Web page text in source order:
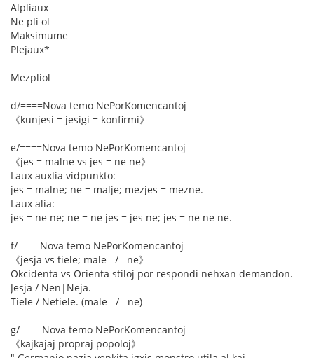
Alpliaux
Ne pli ol
Maksimume
Plejaux*
Mezpliol
d/====Nova temo NePorKomencantoj
《kunjesi = jesigi = konfirmi》
e/====Nova temo NePorKomencantoj
《jes = malne vs jes = ne ne》
Laux auxlia vidpunkto:
jes = malne; ne = malje; mezjes = mezne.
Laux alia:
jes = ne ne; ne = ne jes = jes ne; jes = ne ne ne.
f/====Nova temo NePorKomencantoj
《jesja vs tiele; male =/= ne》
Okcidenta vs Orienta stiloj por respondi nehxan demandon.
Jesja / Nen|Neja.
Tiele / Netiele. (male =/= ne)
g/====Nova temo NePorKomencantoj
《kajkajaj propraj popoloj》